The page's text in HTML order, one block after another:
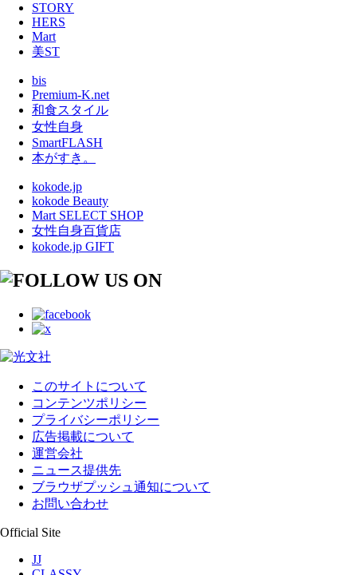
STORY
HERS
Mart
美ST
bis
Premium-K.net
和食スタイル
女性自身
SmartFLASH
本がすき。
kokode.jp
kokode Beauty
Mart SELECT SHOP
女性自身百貨店
kokode.jp GIFT
このサイトについて
コンテンツポリシー
プライバシーポリシー
広告掲載について
運営会社
ニュース提供先
ブラウザプッシュ通知について
お問い合わせ
Official Site
JJ